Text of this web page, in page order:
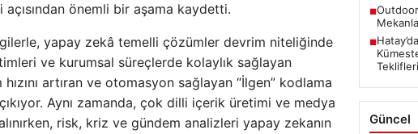
önemli bir aşama kaydetti.
yapay zekâ temelli çözümler devrim niteliğinde
ve kurumsal süreçlerde kolaylık sağlayan
artıran ve otomasyon sağlayan “İlgen” kodlama
Aynı zamanda, çok dilli içerik üretimi ve medya
risk, kriz ve gündem analizleri yapay zekanın
■
■
Teklifleri
Güncel